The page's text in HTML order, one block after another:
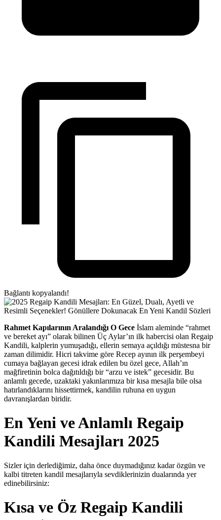
Bağlantı kopyalandı!
Rahmet Kapılarının Aralandığı O Gece İslam aleminde “rahmet
ve bereket ayı” olarak bilinen Üç Aylar’ın ilk habercisi olan Regaip
Kandili, kalplerin yumuşadığı, ellerin semaya açıldığı müstesna bir
zaman dilimidir. Hicri takvime göre Recep ayının ilk perşembeyi
cumaya bağlayan gecesi idrak edilen bu özel gece, Allah’ın
mağfiretinin bolca dağıtıldığı bir “arzu ve istek” gecesidir. Bu
anlamlı gecede, uzaktaki yakınlarımıza bir kısa mesajla bile olsa
hatırlandıklarını hissettirmek, kandilin ruhuna en uygun
davranışlardan biridir.
En Yeni ve Anlamlı Regaip
Kandili Mesajları 2025
Sizler için derlediğimiz, daha önce duymadığınız kadar özgün ve
kalbi titreten kandil mesajlarıyla sevdiklerinizin dualarında yer
edinebilirsiniz:
Kısa ve Öz Regaip Kandili